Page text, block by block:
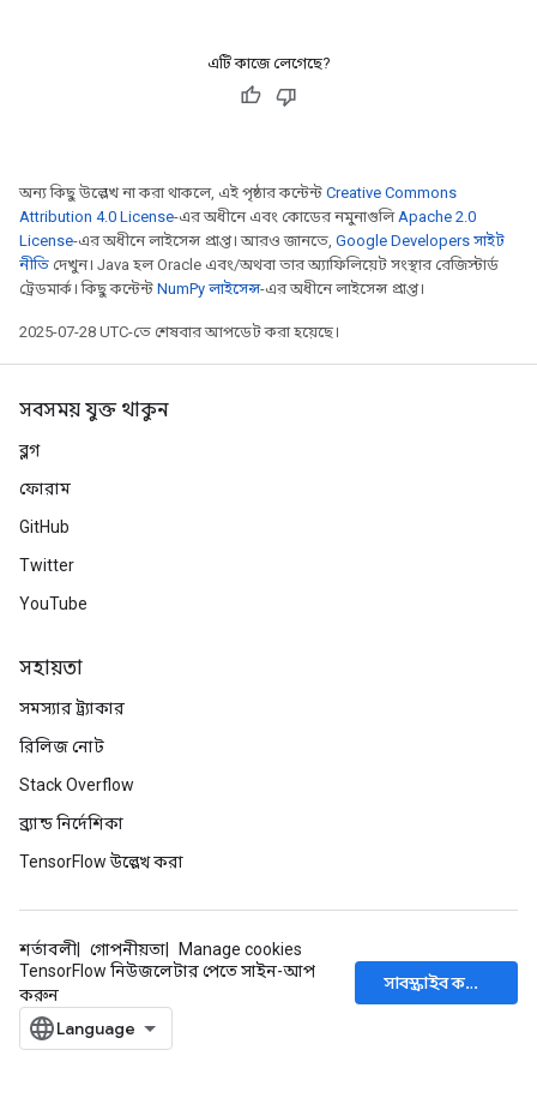
এটি কাজে লেগেছে?
অন্য কিছু উল্লেখ না করা থাকলে, এই পৃষ্ঠার কন্টেন্ট Creative Commons
Attribution 4.0 License-এর অধীনে এবং কোডের নমুনাগুলিApache 2.0
License-এর অধীনে লাইসেন্স প্রাপ্ত। আরও জানতে, Google Developers সাইট
নীতি দেখুন। Java হল Oracle এবং/অথবা তার অ্যাফিলিয়েট সংস্থার রেজিস্টার্ড
ট্রেডমার্ক। কিছু কন্টেন্ট NumPy লাইসেন্স-এর অধীনে লাইসেন্স প্রাপ্ত।
2025-07-28 UTC-তে শেষবার আপডেট করা হয়েছে।
সবসময় যুক্ত থাকুন
ব্লগ
ফোরাম
GitHub
Twitter
YouTube
সহায়তা
সমস্যার ট্র্যাকার
রিলিজ নোট
Stack Overflow
ব্র্যান্ড নির্দেশিকা
TensorFlow উল্লেখ করা
শর্তাবলী গোপনীয়তা
Manage cookies
TensorFlow নিউজলেটার পেতে সাইন-আপ
করুন
সাবস্ক্রাইব করুন